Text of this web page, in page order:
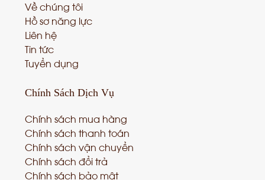
Về chúng tôi
Hồ sơ năng lực
Liên hệ
Tin tức
Tuyển dụng
Chính Sách Dịch Vụ
Chính sách mua hàng
Chính sách thanh toán
Chính sách vận chuyển
Chính sách đổi trả
Chính sách bảo mật